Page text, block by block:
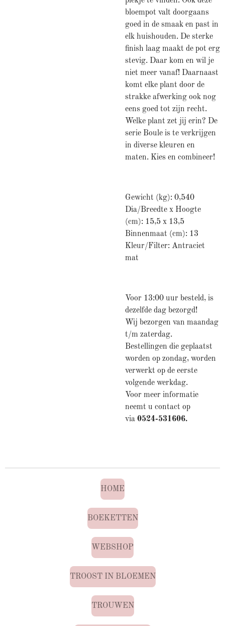
bloempot valt doorgaans
goed in de smaak en past in
elk huishouden. De sterke
finish laag maakt de pot erg
stevig. Daar kom en wil je
niet meer vanaf! Daarnaast
komt elke plant door de
strakke afwerking ook nog
eens goed tot zijn recht.
Welke plant zet jij erin? De
serie Boule is te verkrijgen
in diverse kleuren en
maten. Kies en combineer!
Gewicht (kg): 0,540
Dia/Breedte x Hoogte
(cm): 15,5 x 13,5
Binnenmaat (cm): 13
Kleur/Filter: Antraciet
mat
Voor 13:00 uur besteld, is
dezelfde dag bezorgd!
Wij bezorgen van maandag
t/m zaterdag.
Bestellingen die geplaatst
worden op zondag, worden
verwerkt op de eerste
volgende werkdag.
Voor meer informatie
neemt u contact op
via 0524-531606.
HOME
BOEKETTEN
WEBSHOP
TROOST IN BLOEMEN
TROUWEN